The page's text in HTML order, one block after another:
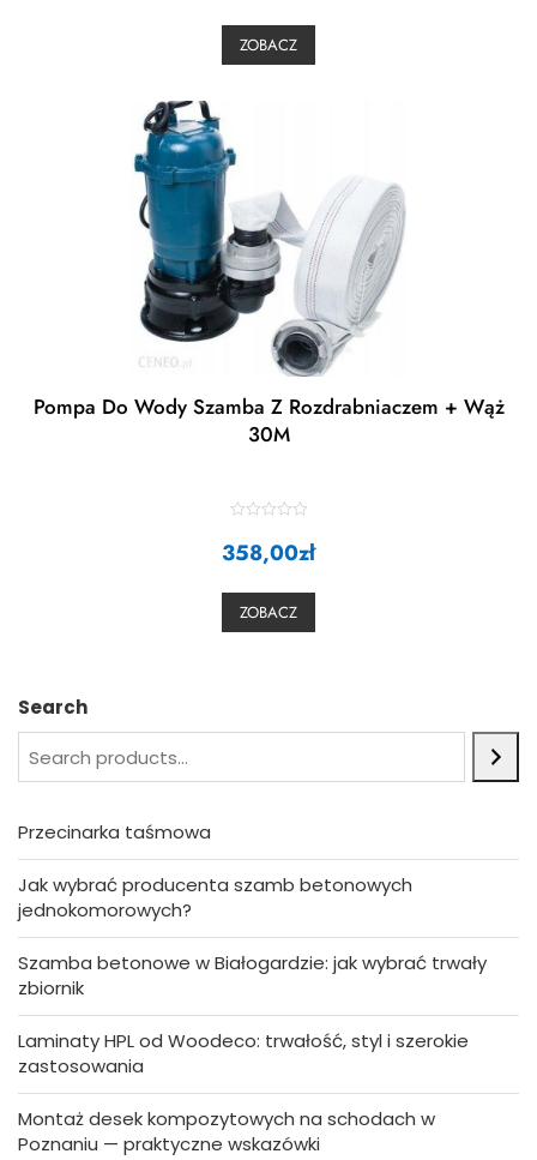
u
ZOBACZ
Pompa Do Wody Szamba Z Rozdrabniaczem + Wąż
30M
a
t
u
358,00zł
ZOBACZ
Search
Przecinarka taśmowa
Jak wybrać producenta szamb betonowych
jednokomorowych?
Szamba betonowe w Białogardzie: jak wybrać trwały
zbiornik
Laminaty HPL od Woodeco: trwałość, styl i szerokie
zastosowania
Montaż desek kompozytowych na schodach w
Poznaniu — praktyczne wskazówki